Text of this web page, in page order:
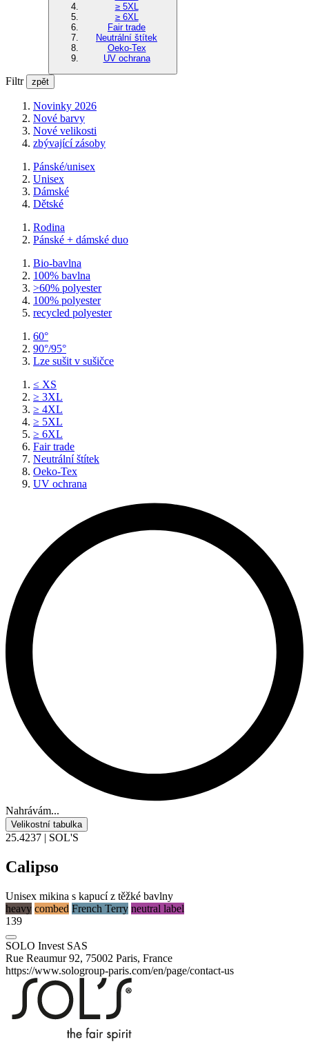
≥ 5XL
≥ 6XL
Fair trade
Neutrální štítek
Oeko-Tex
UV ochrana
Filtr zpět
Novinky 2026
Nové barvy
Nové velikosti
zbývající zásoby
Pánské/unisex
Unisex
Dámské
Dětské
Rodina
Pánské + dámské duo
Bio-bavlna
100% bavlna
>60% polyester
100% polyester
recycled polyester
60°
90°/95°
Lze sušit v sušičce
≤ XS
≥ 3XL
≥ 4XL
≥ 5XL
≥ 6XL
Fair trade
Neutrální štítek
Oeko-Tex
UV ochrana
Nahrávám...
Velikostní tabulka
25.4237 | SOL'S
Calipso
Unisex mikina s kapucí z těžké bavlny
heavy combed French Terry neutral label
139
SOLO Invest SAS
Rue Reaumur 92, 75002 Paris, France
https://www.sologroup-paris.com/en/page/contact-us